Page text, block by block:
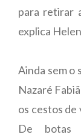
para retirar
explica
Ainda sem o
Nazaré
os cestos de
De botas